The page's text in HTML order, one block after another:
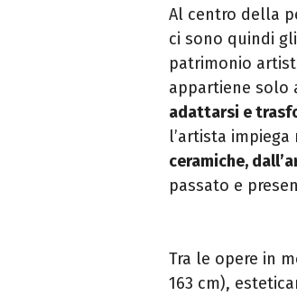
Al centro della
ci sono quindi gli
patrimonio
appartiene solo
adattarsi e
l’artista
ceramiche,
passato e
Tra le opere in
163 cm),